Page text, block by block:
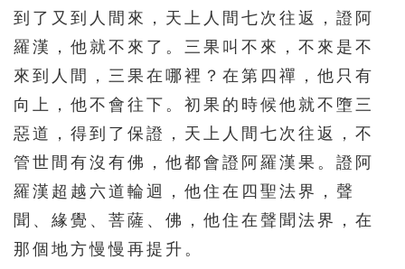
466 467 468 469 470
471 472 473 474 475
476 477 478 479 480
481 482 483 484 485
486 487 488 489 490
496 497
到了又到人間來，天上人間七次往返，證阿
羅漢，他就不來了。三果叫不來，不來是不
來到人間，三果在哪裡？在第四禪，他只有
向上，他不會往下。初果的時候他就不墮三
惡道，得到了保證，天上人間七次往返，不
管世間有沒有佛，他都會證阿羅漢果。證阿
羅漢超越六道輪迴，他住在四聖法界，聲
聞、緣覺、菩薩、佛，他住在聲聞法界，在
那個地方慢慢再提升。